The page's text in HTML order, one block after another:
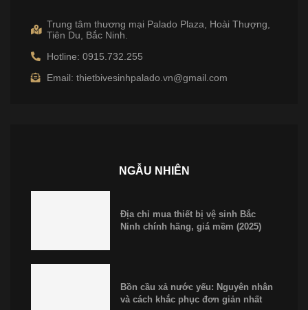
Trung tâm thương mại Palado Plaza, Hoài Thượng,
Tiên Du, Bắc Ninh.
Hotline: 0915.732.255
Email: thietbivesinhpalado.vn@gmail.com
NGẪU NHIÊN
Địa chỉ mua thiết bị vệ sinh Bắc
Ninh chính hãng, giá mềm (2025)
Bồn cầu xả nước yếu: Nguyên nhân
và cách khắc phục đơn giản nhất